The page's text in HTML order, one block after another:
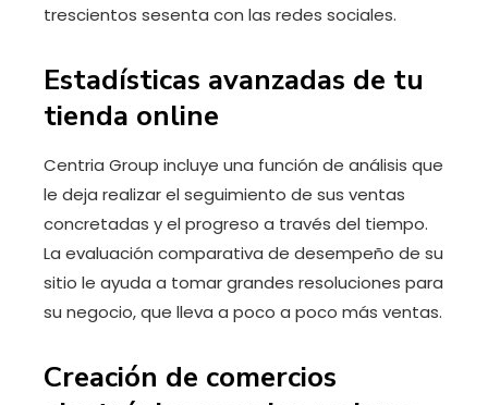
trescientos sesenta con las redes sociales.
Estadísticas avanzadas de tu
tienda online
Centria Group incluye una función de análisis que
le deja realizar el seguimiento de sus ventas
concretadas y el progreso a través del tiempo.
La evaluación comparativa de desempeño de su
sitio le ayuda a tomar grandes resoluciones para
su negocio, que lleva a poco a poco más ventas.
Creación de comercios